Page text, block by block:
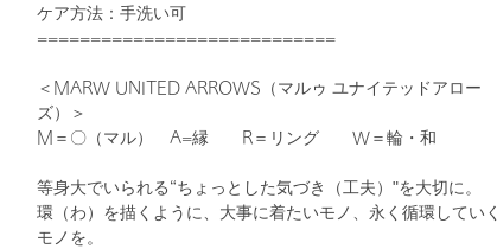
ケア方法：手洗い可
============================
＜MARW UNITED ARROWS（マルゥ ユナイテッドアロー
ズ）＞
M＝〇（マル） A=縁 R＝リング W＝輪・和
等身大でいられる“ちょっとした気づき（工夫）"を大切に。
環（わ）を描くように、大事に着たいモノ、永く循環していく
モノを。